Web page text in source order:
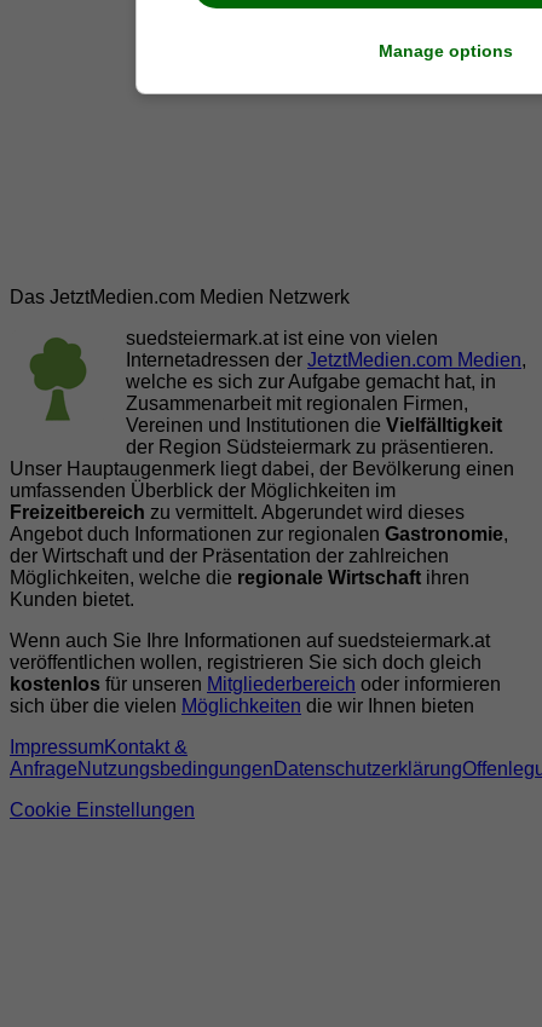
Das JetztMedien.com Medien Netzwerk
suedsteiermark.at ist eine von vielen
Internetadressen der JetztMedien.com Medien,
welche es sich zur Aufgabe gemacht hat, in
Zusammenarbeit mit regionalen Firmen,
Vereinen und Institutionen die Vielfälltigkeit
der Region Südsteiermark zu präsentieren.
Unser Hauptaugenmerk liegt dabei, der Bevölkerung einen
umfassenden Überblick der Möglichkeiten im
Freizeitbereich zu vermittelt. Abgerundet wird dieses
Angebot duch Informationen zur regionalen Gastronomie,
der Wirtschaft und der Präsentation der zahlreichen
Möglichkeiten, welche die regionale Wirtschaft ihren
Kunden bietet.
Wenn auch Sie Ihre Informationen auf suedsteiermark.at
veröffentlichen wollen, registrieren Sie sich doch gleich
kostenlos für unseren Mitgliederbereich oder informieren
sich über die vielen Möglichkeiten die wir Ihnen bieten
ImpressumKontakt &
AnfrageNutzungsbedingungen Datenschutzerklärung
Cookie Einstellungen
Manage options